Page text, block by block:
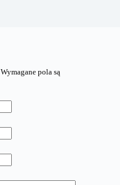
Wymagane pola są